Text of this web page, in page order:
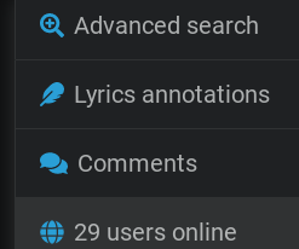
Advanced search
Lyrics annotations
Comments
29 users online